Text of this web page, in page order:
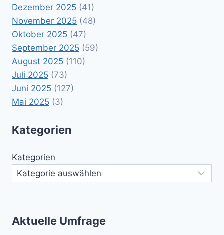
Dezember 2025 (41)
November 2025 (48)
Oktober 2025 (47)
September 2025 (59)
August 2025 (110)
Juli 2025 (73)
Juni 2025 (127)
Mai 2025 (3)
Kategorien
Kategorien
Aktuelle Umfrage